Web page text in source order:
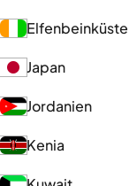
Elfenbeinküste
Japan
Jordanien
Kenia